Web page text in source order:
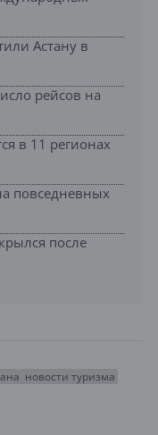
Астану в
рейсов на
в 11 регионах
повседневных
после
новости туризма